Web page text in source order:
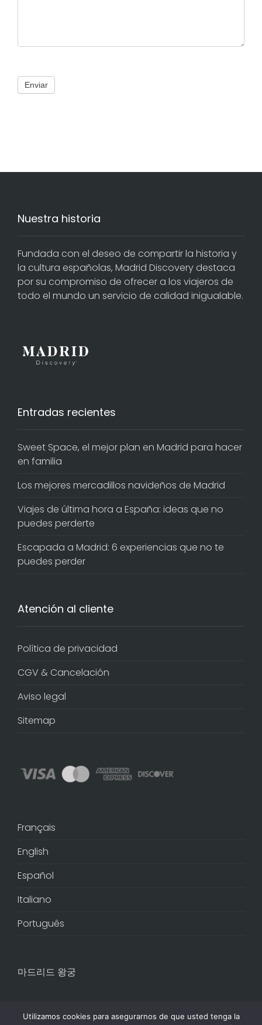
Enviar
Nuestra historia
Fundada con el deseo de compartir la historia y
la cultura españolas, Madrid Discovery destaca
por su compromiso de ofrecer a los viajeros de
todo el mundo un servicio de calidad inigualable.
Entradas recientes
Sweet Space, el mejor plan en Madrid para hacer
en familia
Los mejores mercadillos navideños de Madrid
Viajes de última hora a España: ideas que no
puedes perderte
Escapada a Madrid: 6 experiencias que no te
puedes perder
Atención al cliente
Política de privacidad
CGV & Cancelación
Aviso legal
Sitemap
Français
English
Español
Italiano
Português
마드리드 왕궁
Utilizamos cookies para asegurarnos de que usted tenga la